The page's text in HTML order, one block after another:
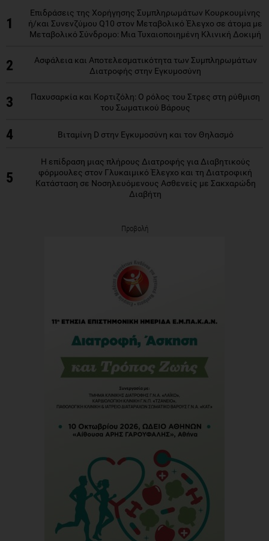
1
Επιδράσεις της Χορήγησης Συμπληρωμάτων Κουρκουμίνης
ή/και Συνενζύμου Q10 στον Μεταβολικό Έλεγχο σε άτομα με
Μεταβολικό Σύνδρομο: Μια Τυχαιοποιημένη Κλινική Δοκιμή
2
Ασφάλεια και Αποτελεσματικότητα των Συμπληρωμάτων
Διατροφής στην Εγκυμοσύνη
3
Παχυσαρκία και Κορτιζόλη: Ο ρόλος του Στρες στη ρύθμιση
του Σωματικού Βάρους
4 Βιταμίνη D στην Εγκυμοσύνη και τον Θηλασμό
5
Η επίδραση μιας πλήρους Διατροφής για Διαβητικούς
φόρμουλες στον Γλυκαιμικό Έλεγχο και τη Διατροφική
Κατάσταση σε Νοσηλευόμενους Ασθενείς με Σακχαρώδη
Διαβήτη
Προβολή